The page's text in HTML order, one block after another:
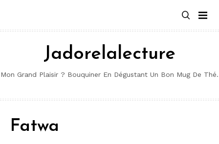
contenu
Jadorelalecture
Mon Grand Plaisir ? Bouquiner En Dégustant Un Bon Mug De Thé.
Fatwa